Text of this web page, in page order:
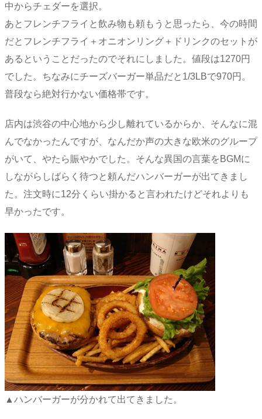
中からチェダーを選択。
あとフレンチフライと飲み物も頼もうと思ったら、今の時間
だとフレンチフライ＋オニオンリング＋ドリンクのセットが
あるということだったのでそれにしました。値段は1270円
でした。ちなみにチーズバーガー単品だと1/3LBで970円。
普段なら絶対行かない価格帯です。
店内は渋谷の中心地から少し離れているからか、そんなに混
んでなかったんですが、なんだか声の大きな欧米のグループ
がいて、やたら賑やかでした。そんな異国の言葉をBGMに
しながらしばらく待つと頼んだハンバーガーが出てきまし
た。注文時に12分くらい掛かると言われたけどそれよりも
早かったです。
▲ハンバーガーが分かれて出てきました。